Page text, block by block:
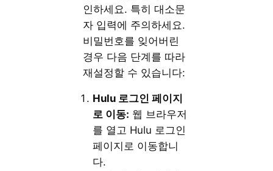
인하세요. 특히 대소문
자 입력에 주의하세요.
비밀번호를 잊어버린
경우 다음 단계를 따라
재설정할 수 있습니다:
Hulu 로그인 페이지
로 이동: 웹 브라우저
를 열고 Hulu 로그인
페이지로 이동합니
다.